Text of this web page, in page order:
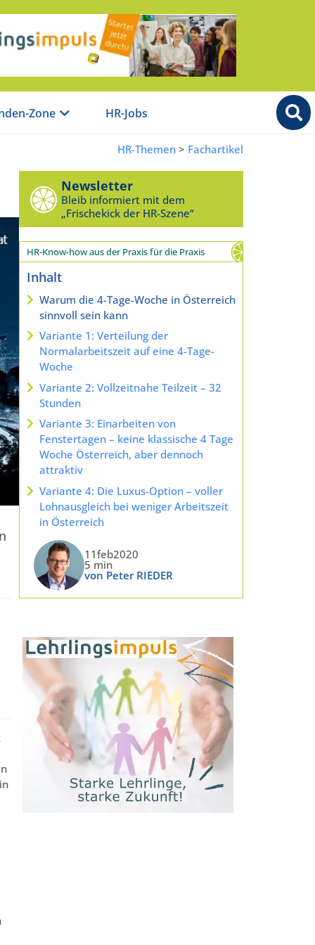
Zone HR-Jobs
HR-Themen > Fachartikel
Newsletter
Bleib informiert mit dem
„Frischekick der HR-Szene“
HR-Know-how aus der Praxis für die Praxis
Inhalt
Warum die 4-Tage-Woche in Österreich
sinnvoll sein kann
Variante 1: Verteilung der
Normalarbeitszeit auf eine 4-Tage-
Woche
Variante 2: Vollzeitnahe Teilzeit – 32
Stunden
Variante 3: Einarbeiten von
Fenstertagen – keine klassische 4 Tage
Woche Österreich, aber dennoch
attraktiv
Variante 4: Die Luxus-Option – voller
Lohnausgleich bei weniger Arbeitszeit
in Österreich
11feb2020
5 min
von Peter RIEDER